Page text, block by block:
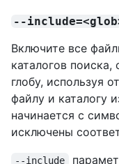
--
Включите все
каталогов
глобу, используя
файлу и каталогу
начинается с
исключены
--include